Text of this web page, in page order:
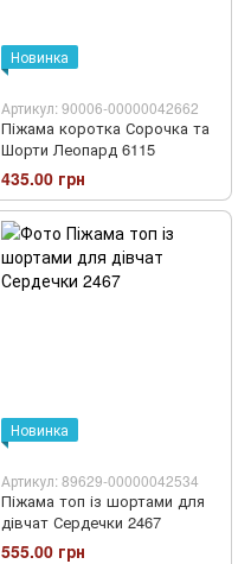
Новинка
Артикул: 90006-00000042662
Піжама коротка Сорочка та
Шорти Леопард 6115
435.00 грн
Новинка
Артикул: 89629-00000042534
Піжама топ із шортами для
дівчат Сердечки 2467
555.00 грн